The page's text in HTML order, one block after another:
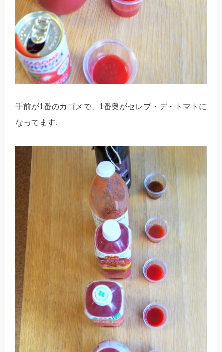
手前が1番のカゴメで、1番奥がセレブ・デ・トマトに
なってます。